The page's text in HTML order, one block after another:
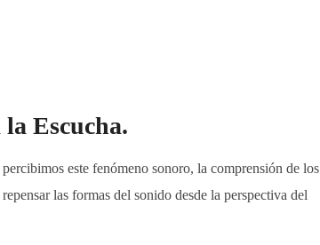
la Escucha.
este fenómeno sonoro, la comprensión de los
las formas del sonido desde la perspectiva del